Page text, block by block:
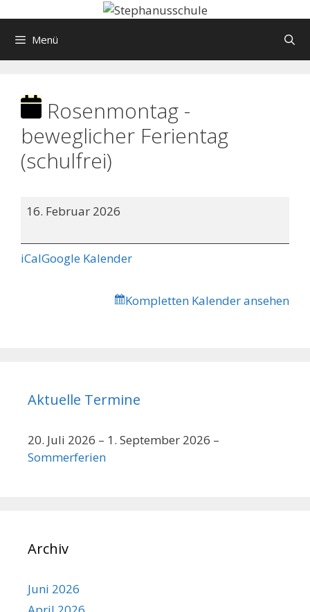
Inhalt Menü
Rosenmontag -
beweglicher Ferientag
(schulfrei)
Rosenmontag
beweglicher
Ferientag
16. Februar 2026
iCalGoogle Kalender
Kompletten Kalender ansehen
Aktuelle Termine
20. Juli 2026 – 1. September 2026 –
Sommerferien
Archiv
Juni 2026